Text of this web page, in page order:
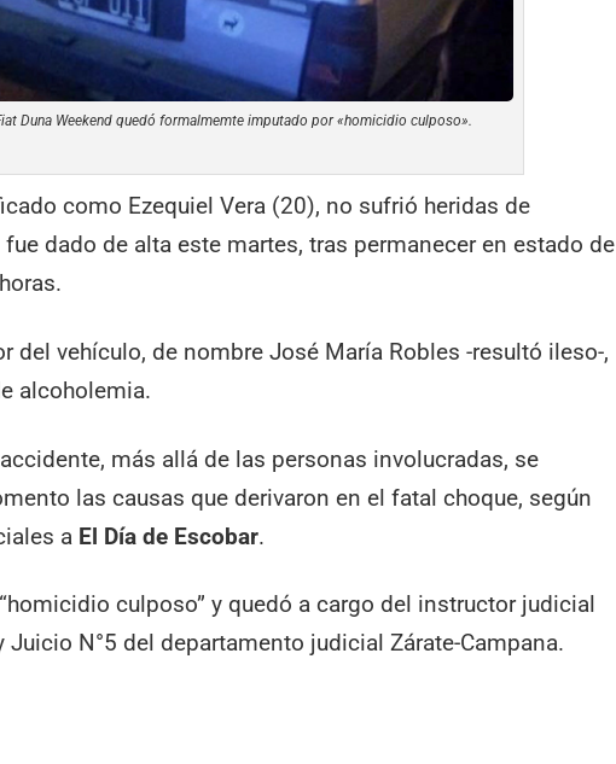
Duna Weekend quedó formalmemte imputado por «homicidio culposo».
como Ezequiel Vera (20), no sufrió heridas de
dado de alta este martes, tras permanecer en estado de
del vehículo, de nombre José María Robles -resultó ileso-,
alcoholemia.
más allá de las personas involucradas, se
las causas que derivaron en el fatal choque, según
a El Día de Escobar.
culposo” y quedó a cargo del instructor judicial
Juicio N°5 del departamento judicial Zárate-Campana.